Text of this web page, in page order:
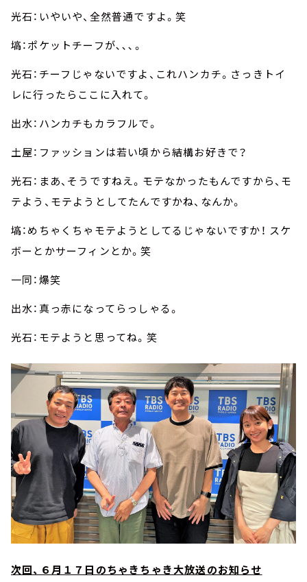
光石：いやいや、全然普通ですよ。笑
塙：ポケットチーフが､､､。
光石：チーフじゃないですよ、これハンカチ。さっきトイ
レに行ったらここに入れて。
出水：ハンカチもカラフルで。
土屋：ファッションは若い頃から結構お好きで？
光石：まあ、そうですねえ。モテなかったもんですから、モ
テよう、モテようとしてたんですかね、なんか。
塙：めちゃくちゃモテようとしてるじゃないですか！ スケ
ボーとかサーフィンとか。笑
一同：爆笑
出水：真っ赤になってらっしゃる。
光石：モテようと思ってね。笑
次回、６月１７日のちゃきちゃき大放送のお知らせ